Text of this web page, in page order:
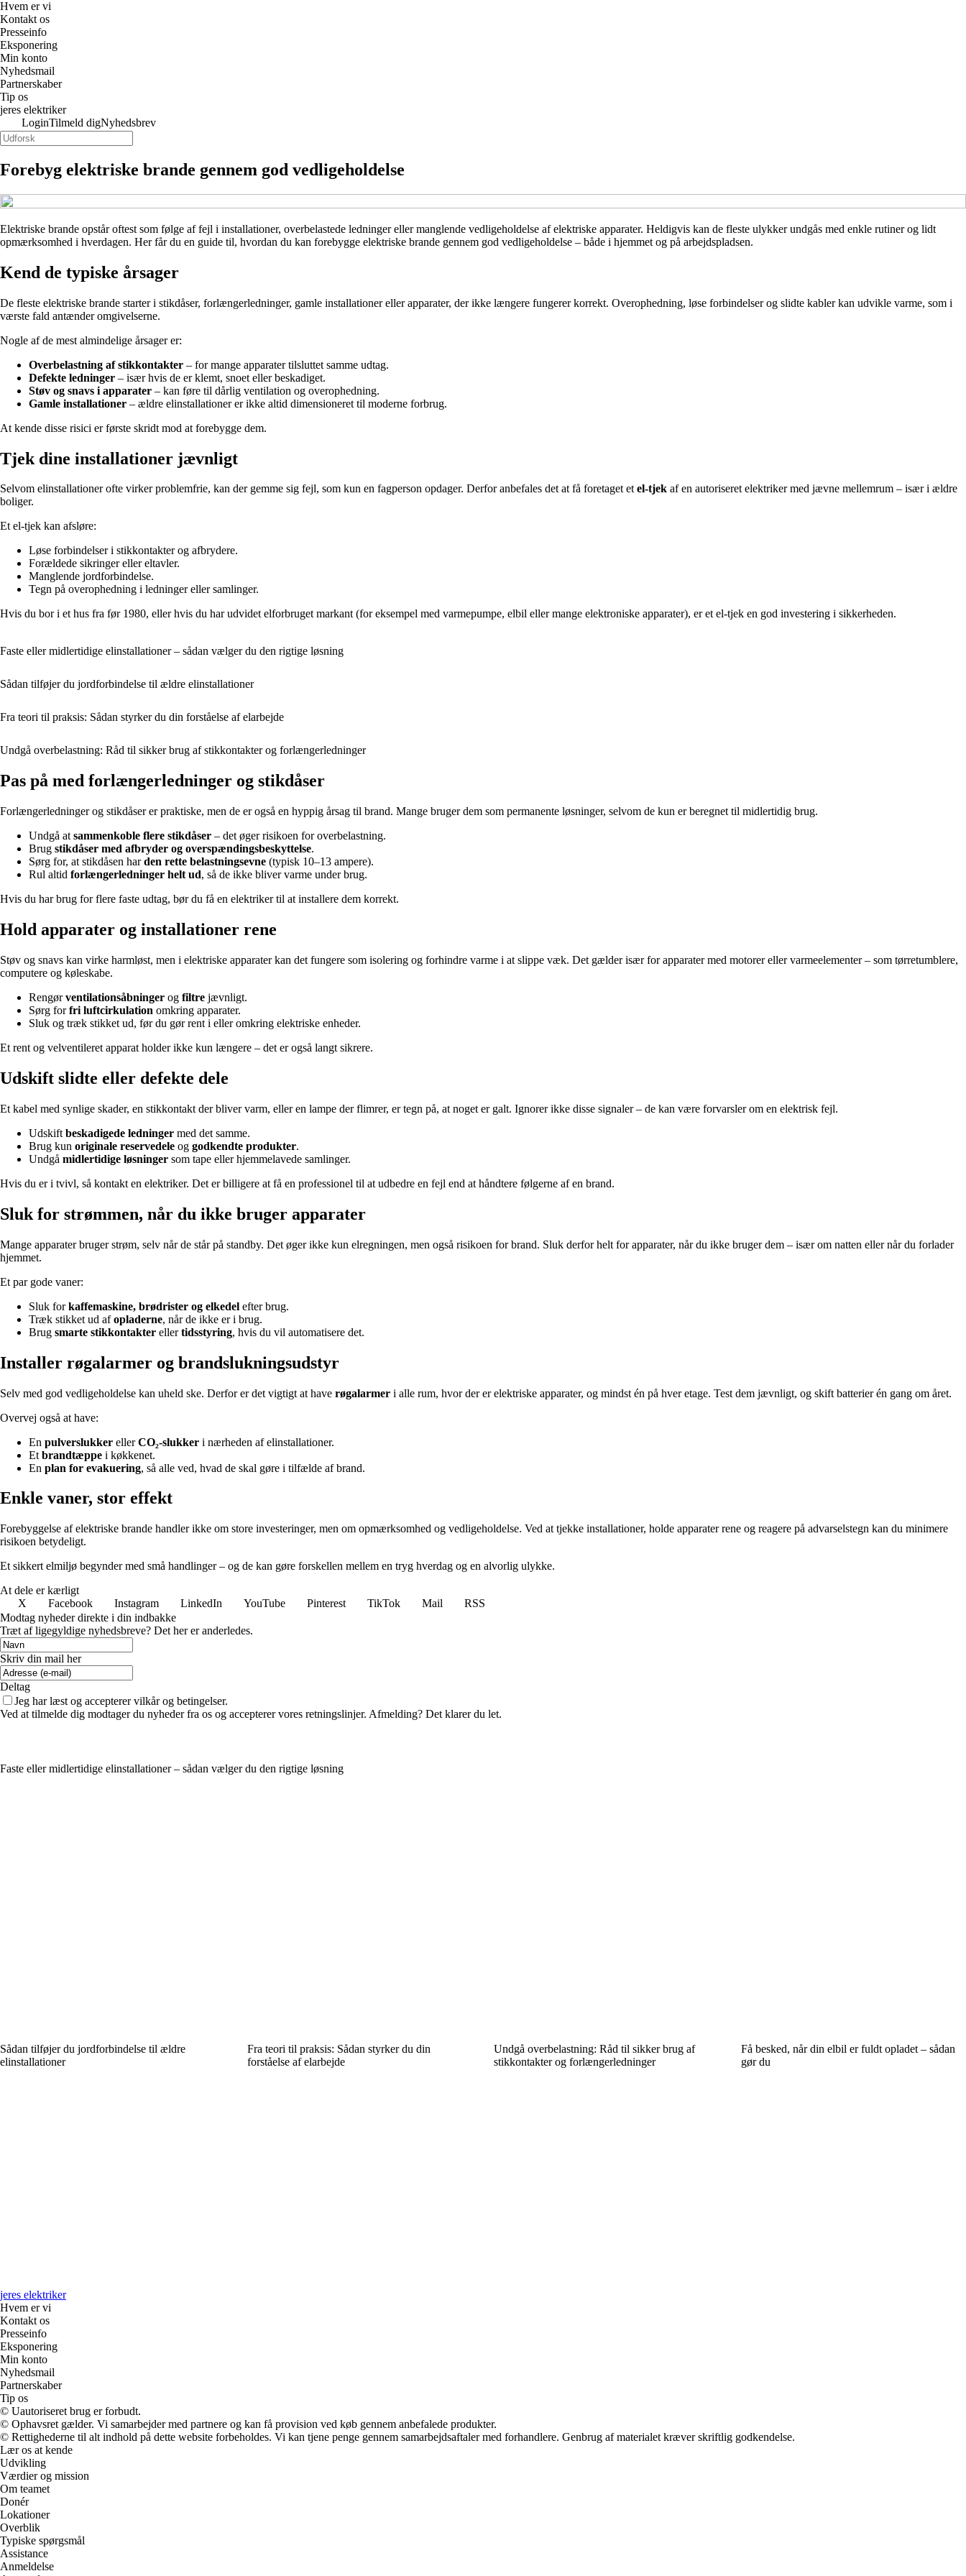
Hvem er vi
Kontakt os
Presseinfo
Eksponering
Min konto
Nyhedsmail
Partnerskaber
Tip os
jeres elektriker
LoginTilmeld digNyhedsbrev
Forebyg elektriske brande gennem god vedligeholdelse
Elektriske brande opstår oftest som følge af fejl i installationer, overbelastede ledninger eller manglende vedligeholdelse af elektriske apparater. Heldigvis kan de fleste ulykker undgås med enkle rutiner og lidt
opmærksomhed i hverdagen. Her får du en guide til, hvordan du kan forebygge elektriske brande gennem god vedligeholdelse – både i hjemmet og på arbejdspladsen.
Kend de typiske årsager
De fleste elektriske brande starter i stikdåser, forlængerledninger, gamle installationer eller apparater, der ikke længere fungerer korrekt. Overophedning, løse forbindelser og slidte kabler kan udvikle varme, som i
værste fald antænder omgivelserne.
Nogle af de mest almindelige årsager er:
Overbelastning af stikkontakter – for mange apparater tilsluttet samme udtag.
Defekte ledninger – især hvis de er klemt, snoet eller beskadiget.
Støv og snavs i apparater – kan føre til dårlig ventilation og overophedning.
Gamle installationer – ældre elinstallationer er ikke altid dimensioneret til moderne forbrug.
At kende disse risici er første skridt mod at forebygge dem.
Tjek dine installationer jævnligt
Selvom elinstallationer ofte virker problemfrie, kan der gemme sig fejl, som kun en fagperson opdager. Derfor anbefales det at få foretaget etel-tjek af en autoriseret elektriker med jævne mellemrum – især i ældre
boliger.
Et el-tjek kan afsløre:
Løse forbindelser i stikkontakter og afbrydere.
Forældede sikringer eller eltavler.
Manglende jordforbindelse.
Tegn på overophedning i ledninger eller samlinger.
Hvis du bor i et hus fra før 1980, eller hvis du har udvidet elforbruget markant (for eksempel med varmepumpe, elbil eller mange elektroniske apparater), er et el-tjek en god investering i sikkerheden.
Faste eller midlertidige elinstallationer – sådan vælger du den rigtige løsning
Sådan tilføjer du jordforbindelse til ældre elinstallationer
Fra teori til praksis: Sådan styrker du din forståelse af elarbejde
Undgå overbelastning: Råd til sikker brug af stikkontakter og forlængerledninger
Pas på med forlængerledninger og stikdåser
Forlængerledninger og stikdåser er praktiske, men de er også en hyppig årsag til brand. Mange bruger dem som permanente løsninger, selvom de kun er beregnet til midlertidig brug.
Undgå at sammenkoble flere stikdåser – det øger risikoen for overbelastning.
Brug stikdåser med afbryder og overspændingsbeskyttelse.
Sørg for, at stikdåsen harden rette belastningsevne (typisk 10–13 ampere).
Rul altid forlængerledninger helt ud, så de ikke bliver varme under brug.
Hvis du har brug for flere faste udtag, bør du få en elektriker til at installere dem korrekt.
Hold apparater og installationer rene
Støv og snavs kan virke harmløst, men i elektriske apparater kan det fungere som isolering og forhindre varme i at slippe væk. Det gælder især for apparater med motorer eller varmeelementer – som tørretumblere,
computere og køleskabe.
Rengørventilationsåbninger og filtre jævnligt.
Sørg forfri luftcirkulation omkring apparater.
Sluk og træk stikket ud, før du gør rent i eller omkring elektriske enheder.
Et rent og velventileret apparat holder ikke kun længere – det er også langt sikrere.
Udskift slidte eller defekte dele
Et kabel med synlige skader, en stikkontakt der bliver varm, eller en lampe der flimrer, er tegn på, at noget er galt. Ignorer ikke disse signaler – de kan være forvarsler om en elektrisk fejl.
Udskift beskadigede ledninger med det samme.
Brug kun originale reservedele og godkendte produkter.
Undgå midlertidige løsninger som tape eller hjemmelavede samlinger.
Hvis du er i tvivl, så kontakt en elektriker. Det er billigere at få en professionel til at udbedre en fejl end at håndtere følgerne af en brand.
Sluk for strømmen, når du ikke bruger apparater
Mange apparater bruger strøm, selv når de står på standby. Det øger ikke kun elregningen, men også risikoen for brand. Sluk derfor helt for apparater, når du ikke bruger dem – især om natten eller når du forlader
hjemmet.
Et par gode vaner:
Sluk forkaffemaskine, brødrister og elkedel efter brug.
Træk stikket ud afopladerne, når de ikke er i brug.
Brug smarte stikkontakter ellertidsstyring, hvis du vil automatisere det.
Installer røgalarmer og brandslukningsudstyr
Selv med god vedligeholdelse kan uheld ske. Derfor er det vigtigt at have røgalarmer i alle rum, hvor der er elektriske apparater, og mindst én på hver etage. Test dem jævnligt, og skift batterier én gang om året.
Overvej også at have:
En pulverslukker ellerCO₂-slukker i nærheden af elinstallationer.
Et brandtæppe i køkkenet.
En plan for evakuering, så alle ved, hvad de skal gøre i tilfælde af brand.
Enkle vaner, stor effekt
Forebyggelse af elektriske brande handler ikke om store investeringer, men om opmærksomhed og vedligeholdelse. Ved at tjekke installationer, holde apparater rene og reagere på advarselstegn kan du minimere
risikoen betydeligt.
Et sikkert elmiljø begynder med små handlinger – og de kan gøre forskellen mellem en tryg hverdag og en alvorlig ulykke.
At dele er kærligt
X
Facebook Instagram LinkedIn YouTube Pinterest TikTok Mail
RSS
Modtag nyheder direkte i din indbakke
Træt af ligegyldige nyhedsbreve? Det her er anderledes.
Skriv din mail her
Deltag
Jeg har læst og accepterer vilkår og betingelser.
Ved at tilmelde dig modtager du nyheder fra os og accepterer vores retningslinjer. Afmelding? Det klarer du let.
Faste eller midlertidige elinstallationer – sådan vælger du den rigtige løsning
Sådan tilføjer du jordforbindelse til ældre
elinstallationer
Fra teori til praksis: Sådan styrker du din
forståelse af elarbejde
Undgå overbelastning: Råd til sikker brug af
stikkontakter og forlængerledninger
Få besked, når din elbil er fuldt opladet – sådan
gør du
jeres elektriker
Hvem er vi
Kontakt os
Presseinfo
Eksponering
Min konto
Nyhedsmail
Partnerskaber
Tip os
© Uautoriseret brug er forbudt.
© Ophavsret gælder. Vi samarbejder med partnere og kan få provision ved køb gennem anbefalede produkter.
© Rettighederne til alt indhold på dette website forbeholdes. Vi kan tjene penge gennem samarbejdsaftaler med forhandlere. Genbrug af materialet kræver skriftlig godkendelse.
Lær os at kende
Udvikling
Værdier og mission
Om teamet
Donér
Lokationer
Overblik
Typiske spørgsmål
Assistance
Anmeldelse